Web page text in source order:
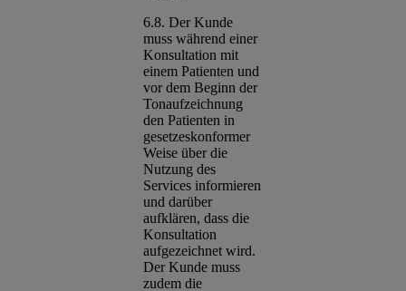
6.8. Der Kunde
muss während einer
Konsultation mit
einem Patienten und
vor dem Beginn der
Tonaufzeichnung
den Patienten in
gesetzeskonformer
Weise über die
Nutzung des
Services informieren
und darüber
aufklären, dass die
Konsultation
aufgezeichnet wird.
Der Kunde muss
zudem die